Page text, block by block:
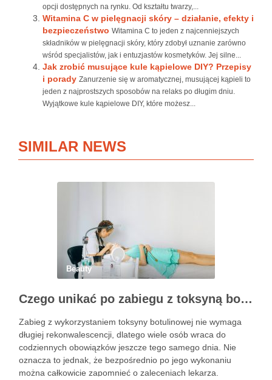
opcji dostępnych na rynku. Od kształtu twarzy,...
Witamina C w pielęgnacji skóry – działanie, efekty i
bezpieczeństwo Witamina C to jeden z najcenniejszych
składników w pielęgnacji skóry, który zdobył uznanie zarówno
wśród specjalistów, jak i entuzjastów kosmetyków. Jej silne...
Jak zrobić musujące kule kąpielowe DIY? Przepisy
i porady Zanurzenie się w aromatycznej, musującej kąpieli to
jeden z najprostszych sposobów na relaks po długim dniu.
Wyjątkowe kule kąpielowe DIY, które możesz...
SIMILAR NEWS
Beauty
Czego unikać po zabiegu z toksyną botulinową?
Zabieg z wykorzystaniem toksyny botulinowej nie wymaga
długiej rekonwalescencji, dlatego wiele osób wraca do
codziennych obowiązków jeszcze tego samego dnia. Nie
oznacza to jednak, że bezpośrednio po jego wykonaniu
można całkowicie zapomnieć o zaleceniach lekarza.